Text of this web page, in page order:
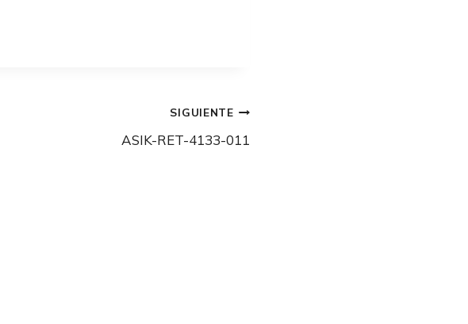
SIGUIENTE
ASIK-RET-4133-011